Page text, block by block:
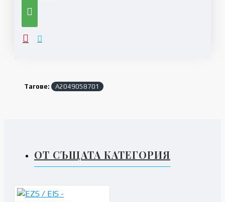
Тагове: A2049058701
ОТ СЪЩАТА КАТЕГОРИЯ